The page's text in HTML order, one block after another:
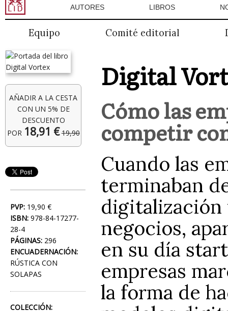
AUTORES LIBROS
Equipo Comité editorial
AÑADIR A LA CESTA
CON UN 5% DE
DESCUENTO
POR 18,91 € 19,90
PVP: 19,90 €
ISBN: 978-84-17277-
28-4
PÁGINAS: 296
ENCUADERNACIÓN:
RÚSTICA CON
SOLAPAS
COLECCIÓN:
Digital
Cómo las
competir
Cuando las
terminaban
digitalización
negocios,
en su día
empresas
la forma de